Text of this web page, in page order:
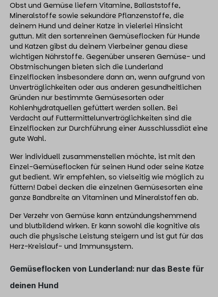
Obst und Gemüse liefern Vitamine, Ballaststoffe,
Mineralstoffe sowie sekundäre Pflanzenstoffe, die
deinem Hund und deiner Katze in vielerlei Hinsicht
guttun. Mit den sortenreinen Gemüseflocken für Hunde
und Katzen gibst du deinem Vierbeiner genau diese
wichtigen Nährstoffe. Gegenüber unseren Gemüse- und
Obstmischungen bieten sich die Lunderland
Einzelflocken insbesondere dann an, wenn aufgrund von
Unverträglichkeiten oder aus anderen gesundheitlichen
Gründen nur bestimmte Gemüsesorten oder
Kohlenhydratquellen gefüttert werden sollen. Bei
Verdacht auf Futtermittelunverträglichkeiten sind die
Einzelflocken zur Durchführung einer Ausschlussdiät eine
gute Wahl.
Wer individuell zusammenstellen möchte, ist mit den
Einzel-Gemüseflocken für seinen Hund oder seine Katze
gut bedient. Wir empfehlen, so vielseitig wie möglich zu
füttern! Dabei decken die einzelnen Gemüsesorten eine
ganze Bandbreite an Vitaminen und Mineralstoffen ab.
Der Verzehr von Gemüse kann entzündungshemmend
und blutbildend wirken. Er kann sowohl die kognitive als
auch die physische Leistung steigern und ist gut für das
Herz-Kreislauf- und Immunsystem.
Gemüseflocken von Lunderland: nur das Beste für
deinen Hund